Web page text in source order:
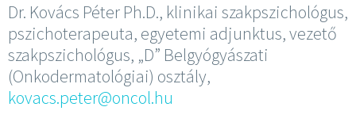
Dr. Kovács Péter Ph.D., klinikai szakpszichológus,
pszichoterapeuta, egyetemi adjunktus, vezető
szakpszichológus, „D” Belgyógyászati
(Onkodermatológiai) osztály,
kovacs.peter@oncol.hu